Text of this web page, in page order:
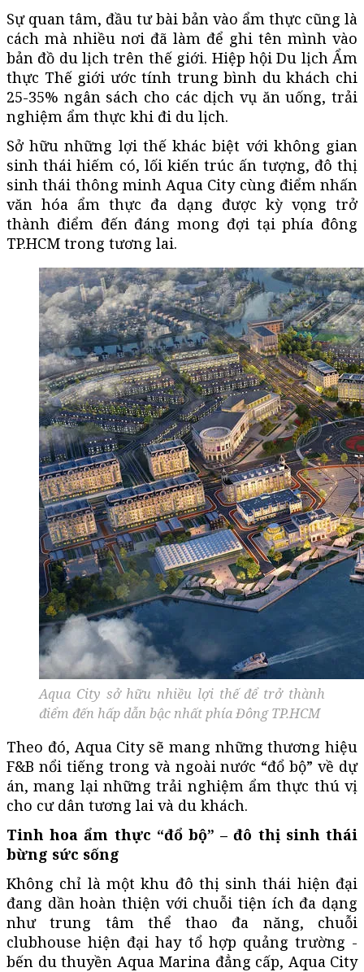
Sự quan tâm, đầu tư bài bản vào ẩm thực cũng là
cách mà nhiều nơi đã làm để ghi tên mình vào
bản đồ du lịch trên thế giới. Hiệp hội Du lịch Ẩm
thực Thế giới ước tính trung bình du khách chi
25-35% ngân sách cho các dịch vụ ăn uống, trải
nghiệm ẩm thực khi đi du lịch.
Sở hữu những lợi thế khác biệt với không gian
sinh thái hiếm có, lối kiến trúc ấn tượng, đô thị
sinh thái thông minh Aqua City cùng điểm nhấn
văn hóa ẩm thực đa dạng được kỳ vọng trở
thành điểm đến đáng mong đợi tại phía đông
TP.HCM trong tương lai.
Aqua City sở hữu nhiều lợi thế để trở thành
điểm đến hấp dẫn bậc nhất phía Đông TP.HCM
Theo đó, Aqua City sẽ mang những thương hiệu
F&B nổi tiếng trong và ngoài nước “đổ bộ” về dự
án, mang lại những trải nghiệm ẩm thực thú vị
cho cư dân tương lai và du khách.
Tinh hoa ẩm thực “đổ bộ” – đô thị sinh thái
bừng sức sống
Không chỉ là một khu đô thị sinh thái hiện đại
đang dần hoàn thiện với chuỗi tiện ích đa dạng
như trung tâm thể thao đa năng, chuỗi
clubhouse hiện đại hay tổ hợp quảng trường -
bến du thuyền Aqua Marina đẳng cấp, Aqua City